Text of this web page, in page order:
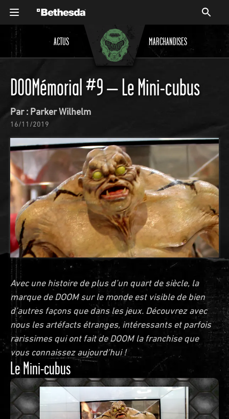
ACTUS MARCHANDISES
DOOMémorial #9 – Le Mini-cubus
Par : Parker Wilhelm
16/11/2019
Avec une histoire de plus d’un quart de siècle, la
marque de DOOM sur le monde est visible de bien
d’autres façons que dans les jeux. Découvrez avec
nous les artéfacts étranges, intéressants et parfois
rarissimes qui ont fait de DOOM la franchise que
vous connaissez aujourd’hui !
Le Mini-cubus